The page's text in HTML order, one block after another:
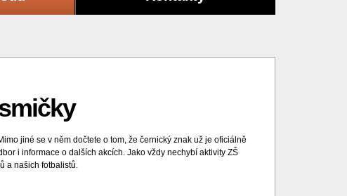
jiné se v něm dočtete o tom, že černický znak už je oficiálně
i informace o dalších akcích. Jako vždy nechybí aktivity ZŠ
a našich fotbalistů.